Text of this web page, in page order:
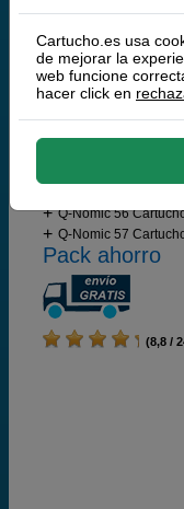
Q-Nomic Pack: 56
Q-Nomic 56
Q-Nomic 57
Pack ahorro
(8,8 /
Cartucho.es usa
de mejorar la
web funcione
hacer click en